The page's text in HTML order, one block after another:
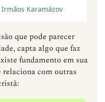
Karamázov
que pode parecer
capta algo que faz
fundamento em sua
relaciona com outras